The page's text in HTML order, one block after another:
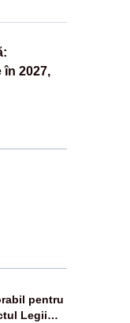
în 2027,
pentru
Legii